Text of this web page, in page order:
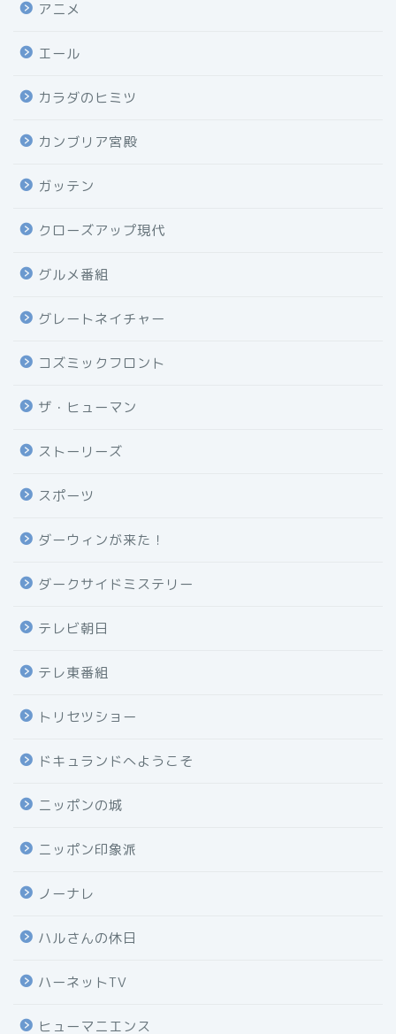
アニメ
エール
カラダのヒミツ
カンブリア宮殿
ガッテン
クローズアップ現代
グルメ番組
グレートネイチャー
コズミックフロント
ザ・ヒューマン
ストーリーズ
スポーツ
ダーウィンが来た！
ダークサイドミステリー
テレビ朝日
テレ東番組
トリセツショー
ドキュランドへようこそ
ニッポンの城
ニッポン印象派
ノーナレ
ハルさんの休日
ハーネットTV
ヒューマニエンス